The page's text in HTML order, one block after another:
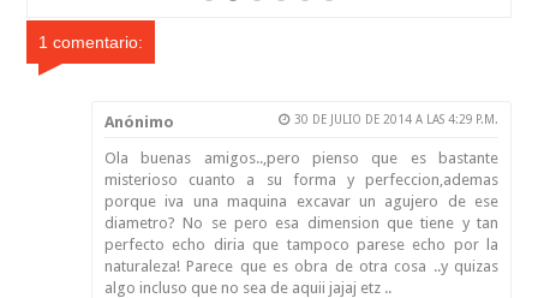
1 comentario:
Anónimo 30 DE JULIO DE 2014 A LAS 4:29 P.M.
Ola buenas amigos..,pero pienso que es bastante
misterioso cuanto a su forma y perfeccion,ademas
porque iva una maquina excavar un agujero de ese
diametro? No se pero esa dimension que tiene y tan
perfecto echo diria que tampoco parese echo por la
naturaleza! Parece que es obra de otra cosa ..y quizas
algo incluso que no sea de aquii jajaj etz ..